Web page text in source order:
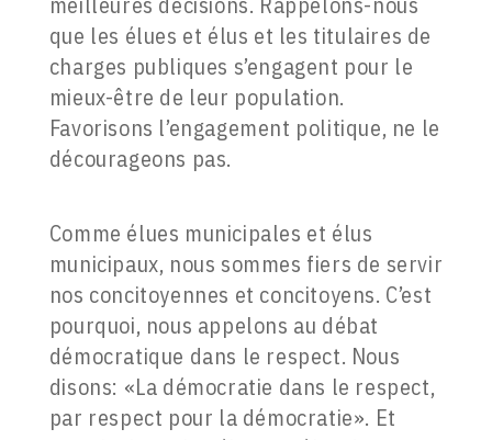
que les élues et élus et les titulaires de
charges publiques s’engagent pour le
mieux-être de leur population.
Favorisons l’engagement politique, ne le
décourageons pas.
Comme élues municipales et élus
municipaux, nous sommes fiers de servir
nos concitoyennes et concitoyens. C’est
pourquoi, nous appelons au débat
démocratique dans le respect. Nous
disons: «La démocratie dans le respect,
par respect pour la démocratie». Et